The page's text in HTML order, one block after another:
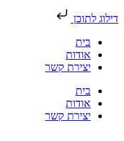
דילוג לתוכן
בית
אודות
יצירת קשר
בית
אודות
יצירת קשר